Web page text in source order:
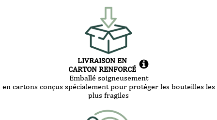
LIVRAISON EN
CARTON RENFORCÉ
Emballé soigneusement
en cartons conçus spécialement pour protéger les bouteilles les
plus fragiles